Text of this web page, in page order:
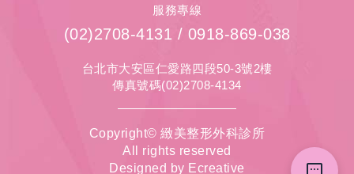
形
外
科
診
所
服務專線
(02)2708-4131 / 0918-869-038
台北市大安區仁愛路四段50-3號2樓
傳真號碼(02)2708-4134
Copyright© 緻美整形外科診所
All rights reserved
Designed by Ecreative